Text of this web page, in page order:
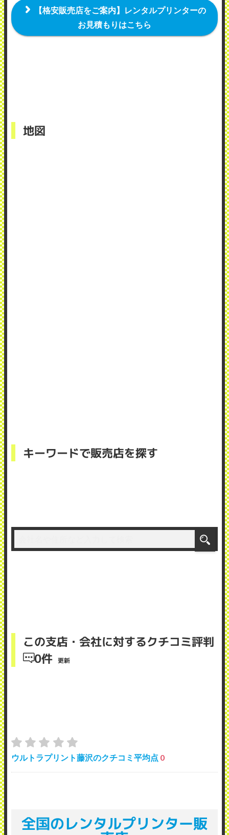
【格安販売店をご案内】レンタルプリンターの
お見積もりはこちら
地図
キーワードで販売店を探す
この支店・会社に対するクチコミ評判
0件 更新
ウルトラプリント藤沢のクチコミ平均点 0
全国のレンタルプリンター販